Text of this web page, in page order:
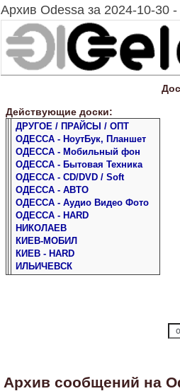
Архив Odessa за 2024-10-30
Действующие доски:
ДРУГОЕ / ПРАЙСЫ / ОПТ
ОДЕССА - НоутБук, Планшет
ОДЕССА - Мобильный фон
ОДЕССА - Бытовая Техника
ОДЕССА - CD/DVD / Soft
ОДЕССА - АВТО
ОДЕССА - Аудио Видео Фото
ОДЕССА - HARD
НИКОЛАЕВ
КИЕВ-МОБИЛ
КИЕВ - HARD
ИЛЬИЧЕВСК
Архив сообщений на